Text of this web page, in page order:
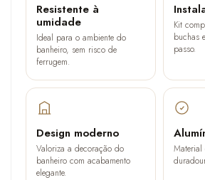
Resistente à
umidade
Ideal para o ambiente do
banheiro, sem risco de
ferrugem.
Kit
buchas
passo.
Design moderno
Valoriza a decoração do
banheiro com acabamento
elegante.